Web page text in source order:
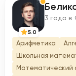
Б
5.0
3 года в
Арифметика
Школьная
Математический